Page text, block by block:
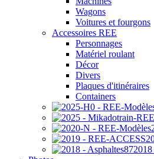
Wagons
Voitures et fourgons
Accessoires REE
Personnages
Matériel roulant
Décor
Divers
Plaques d'itinéraires
Containers